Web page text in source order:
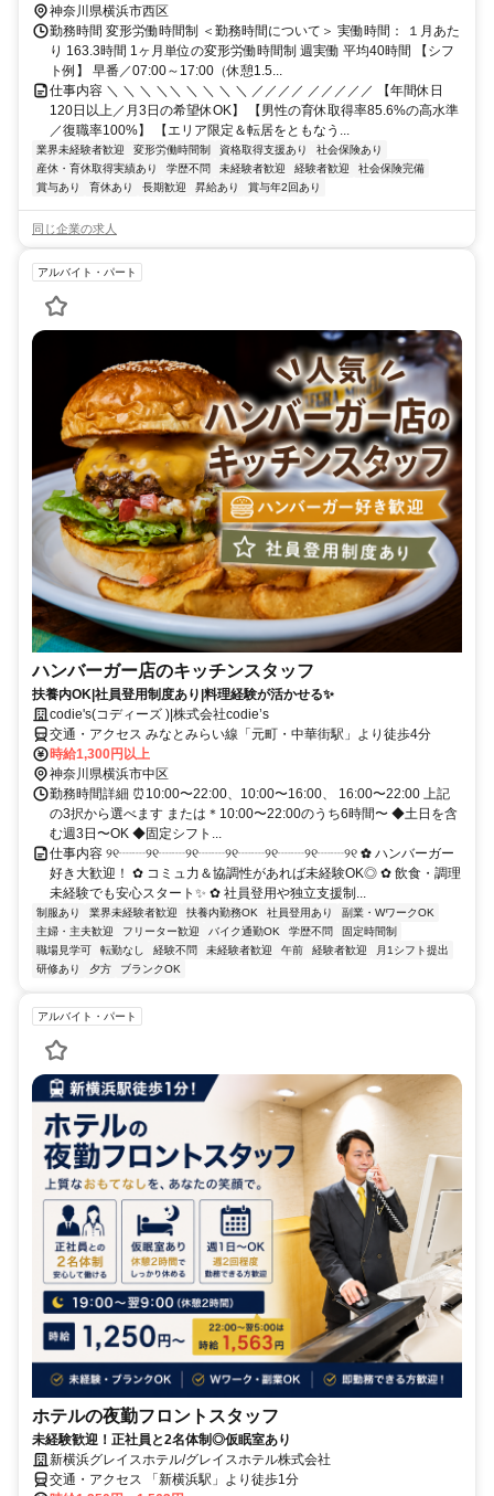
神奈川県横浜市西区
勤務時間 変形労働時間制 ＜勤務時間について＞ 実働時間： １月あた
り 163.3時間 1ヶ月単位の変形労働時間制 週実働 平均40時間 【シフ
ト例】 早番／07:00～17:00（休憩1.5...
仕事内容 ＼ ＼ ＼ ＼＼ ＼ ＼ ＼ ＼ ／／／／ ／／／／／ 【年間休日
120日以上／月3日の希望休OK】 【男性の育休取得率85.6%の高水準
／復職率100%】 【エリア限定＆転居をともなう...
業界未経験者歓迎 変形労働時間制 資格取得支援あり
社会保険あり
産休・育休取得実績あり
学歴不問 未経験者歓迎 経験者歓迎
社会保険完備
賞与あり
育休あり 長期歓迎 昇給あり 賞与年2回あり
同じ企業の求人
アルバイト・パート
ハンバーガー店のキッチンスタッフ
扶養内OK|社員登用制度あり|料理経験が活かせる✨
codie's(コディーズ )|株式会社codie’s
交通・アクセス みなとみらい線「元町・中華街駅」より徒歩4分
時給1,300円以上
神奈川県横浜市中区
勤務時間詳細 ⏰10:00〜22:00、10:00〜16:00、 16:00〜22:00 上記
の3択から選べます または＊10:00〜22:00のうち6時間〜 ◆土日を含
む週3日〜OK ◆固定シフト...
仕事内容 ୨୧┈┈୨୧┈┈୨୧┈┈୨୧┈┈୨୧┈┈୨୧┈┈୨୧ ✿ ハンバーガー
好き大歓迎！ ✿ コミュ力＆協調性があれば未経験OK◎ ✿ 飲食・調理
未経験でも安心スタート✨ ✿ 社員登用や独立支援制...
制服あり 業界未経験者歓迎 扶養内勤務OK 社員登用あり
副業・WワークOK
主婦・主夫歓迎
フリーター歓迎 バイク通勤OK 学歴不問
固定時間制
職場見学可
転勤なし 経験不問 未経験者歓迎 午前 経験者歓迎
月1シフト提出
研修あり
夕方 ブランクOK
アルバイト・パート
ホテルの夜勤フロントスタッフ
未経験歓迎！正社員と2名体制◎仮眠室あり
新横浜グレイスホテル/グレイスホテル株式会社
交通・アクセス 「新横浜駅」より徒歩1分